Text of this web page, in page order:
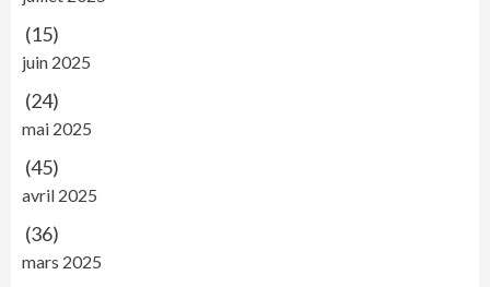
(15)
juin 2025
(24)
mai 2025
(45)
avril 2025
(36)
mars 2025